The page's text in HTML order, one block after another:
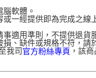
軟體。
一經提供即為完成之線
適用準則，不提供退貨
、缺件或規格不符，請
我司 官方粉絲專頁 ，該